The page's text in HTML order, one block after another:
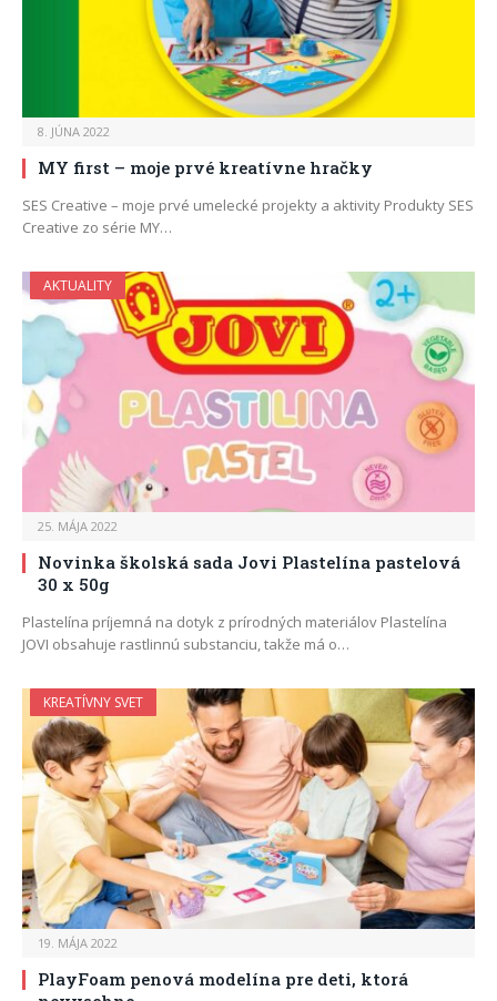
8. JÚNA 2022
MY first – moje prvé kreatívne hračky
SES Creative – moje prvé umelecké projekty a aktivity Produkty SES
Creative zo série MY…
AKTUALITY
25. MÁJA 2022
Novinka školská sada Jovi Plastelína pastelová
30 x 50g
Plastelína príjemná na dotyk z prírodných materiálov Plastelína
JOVI obsahuje rastlinnú substanciu, takže má o…
KREATÍVNY SVET
19. MÁJA 2022
PlayFoam penová modelína pre deti, ktorá